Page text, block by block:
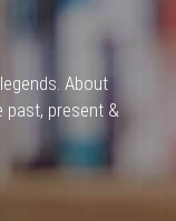
About
past, present &